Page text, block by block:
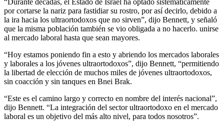
por cortarse la nariz para fastidiar su rostro, por así decirlo, debido a
la ira hacia los ultraortodoxos que no sirven”, dijo Bennett, y señaló
que la misma población también se vio obligada a no hacerlo. unirse
al mercado laboral hasta que sean mayores.
“Hoy estamos poniendo fin a esto y abriendo los mercados laborales
y laborales a los jóvenes ultraortodoxos”, dijo Bennett, “permitiendo
la libertad de elección de muchos miles de jóvenes ultraortodoxos,
sin coacción y sin tanques en Bnei Brak.
“Este es el camino largo y correcto en nombre del interés nacional”,
dijo Bennett. “La integración del sector ultraortodoxo en el mercado
laboral es un objetivo del más alto nivel, para todos nosotros”.